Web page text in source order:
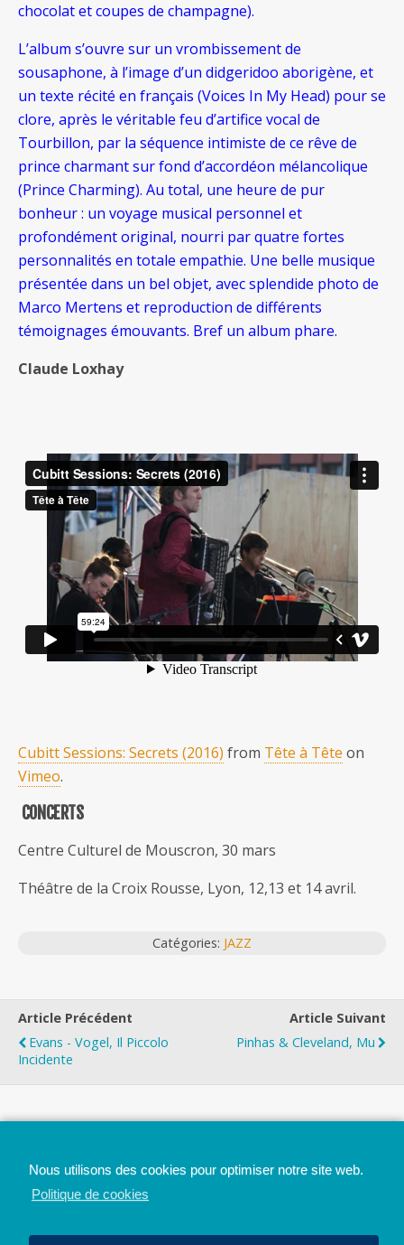
chocolat et coupes de champagne).
L’album s’ouvre sur un vrombissement de
sousaphone, à l’image d’un didgeridoo aborigène, et
un texte récité en français (Voices In My Head) pour se
clore, après le véritable feu d’artifice vocal de
Tourbillon, par la séquence intimiste de ce rêve de
prince charmant sur fond d’accordéon mélancolique
(Prince Charming). Au total, une heure de pur
bonheur : un voyage musical personnel et
profondément original, nourri par quatre fortes
personnalités en totale empathie. Une belle musique
présentée dans un bel objet, avec splendide photo de
Marco Mertens et reproduction de différents
témoignages émouvants. Bref un album phare.
Claude Loxhay
Cubitt Sessions: Secrets (2016) from Tête à Tête on
Vimeo.
CONCERTS
Centre Culturel de Mouscron, 30 mars
Théâtre de la Croix Rousse, Lyon, 12,13 et 14 avril.
Catégories: JAZZ
Article Précédent
Evans - Vogel, Il Piccolo
Incidente
Article Suivant
Pinhas & Cleveland, Mu
Nous utilisons des cookies pour optimiser notre site web.
Politique de cookies